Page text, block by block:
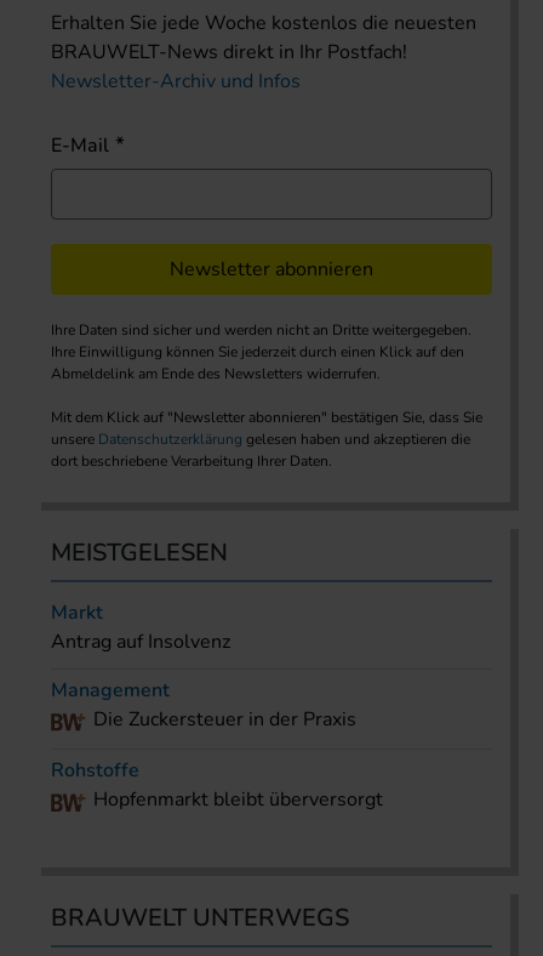
Erhalten Sie jede Woche kostenlos die neuesten
BRAUWELT-News direkt in Ihr Postfach!
Newsletter-Archiv und Infos
E-Mail
Newsletter abonnieren
Ihre Daten sind sicher und werden nicht an Dritte weitergegeben.
Ihre Einwilligung können Sie jederzeit durch einen Klick auf den
Abmeldelink am Ende des Newsletters widerrufen.
Mit dem Klick auf "Newsletter abonnieren" bestätigen Sie, dass Sie
unsere Datenschutzerklärung gelesen haben und akzeptieren die
dort beschriebene Verarbeitung Ihrer Daten.
MEISTGELESEN
Markt
Antrag auf Insolvenz
Management
Die Zuckersteuer in der Praxis
Rohstoffe
Hopfenmarkt bleibt überversorgt
BRAUWELT UNTERWEGS